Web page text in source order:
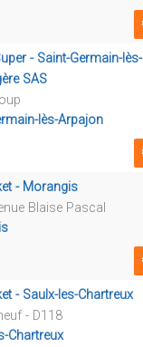
- Saint-Germain-lès-
SAS
lès-Arpajon
- Morangis
Blaise Pascal
- Saulx-les-Chartreux
- D118
Chartreux